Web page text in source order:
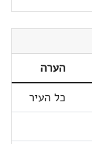
הערה
כל העיר